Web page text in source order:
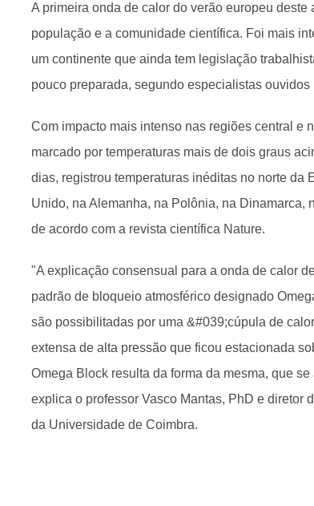
A primeira onda de calor do verão europeu deste
população e a comunidade científica. Foi mais
um continente que ainda tem legislação
pouco preparada, segundo especialistas
Com impacto mais intenso nas regiões central e
marcado por temperaturas mais de dois graus
dias, registrou temperaturas inéditas no norte da
Unido, na Alemanha, na Polônia, na Dinamarca,
de acordo com a revista científica Nature.
"A explicação consensual para a onda de calor
padrão de bloqueio atmosférico designado
são possibilitadas por uma &#039;cúpula de
extensa de alta pressão que ficou estacionada
Omega Block resulta da forma da mesma, que
explica o professor Vasco Mantas, PhD e diretor
da Universidade de Coimbra.